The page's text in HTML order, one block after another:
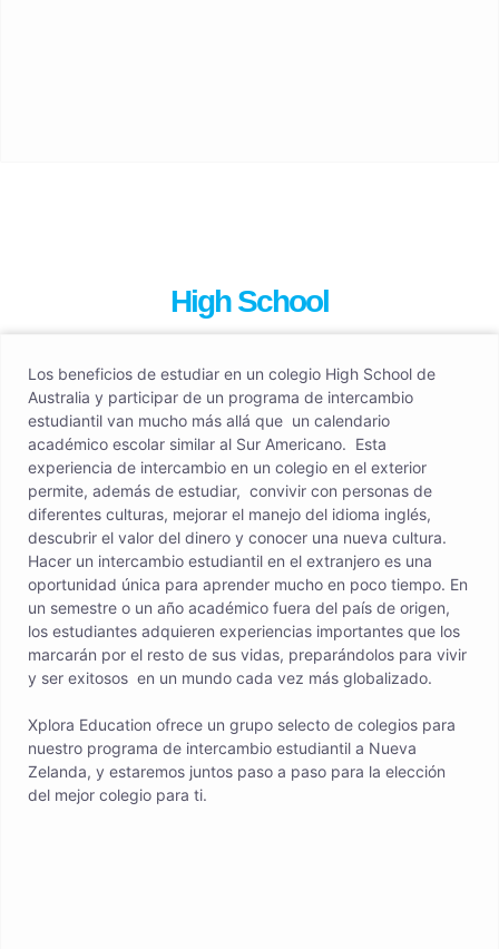
High School
Los beneficios de estudiar en un colegio High School de
Australia y participar de un programa de intercambio
estudiantil van mucho más allá que un calendario
académico escolar similar al Sur Americano. Esta
experiencia de intercambio en un colegio en el exterior
permite, además de estudiar, convivir con personas de
diferentes culturas, mejorar el manejo del idioma inglés,
descubrir el valor del dinero y conocer una nueva cultura.
Hacer un intercambio estudiantil en el extranjero es una
oportunidad única para aprender mucho en poco tiempo. En
un semestre o un año académico fuera del país de origen,
los estudiantes adquieren experiencias importantes que los
marcarán por el resto de sus vidas, preparándolos para vivir
y ser exitosos en un mundo cada vez más globalizado.
Xplora Education ofrece un grupo selecto de colegios para
nuestro programa de intercambio estudiantil a Nueva
Zelanda, y estaremos juntos paso a paso para la elección
del mejor colegio para ti.